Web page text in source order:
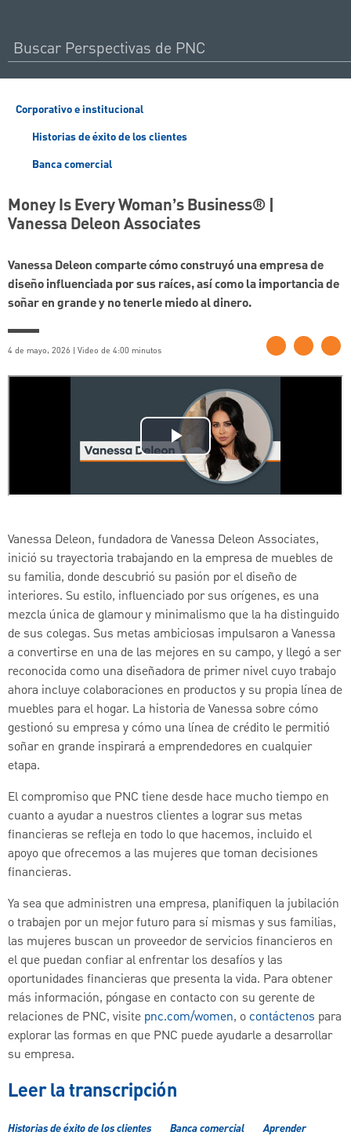
Corporativo e institucional
Historias de éxito de los clientes
Banca comercial
Money Is Every Woman’s Business® |
Vanessa Deleon Associates
Vanessa Deleon comparte cómo construyó una empresa de
diseño influenciada por sus raíces, así como la importancia de
soñar en grande y no tenerle miedo al dinero.
4 de mayo, 2026 | Video de 4:00 minutos
Vanessa Deleon, fundadora de Vanessa Deleon Associates,
inició su trayectoria trabajando en la empresa de muebles de
su familia, donde descubrió su pasión por el diseño de
interiores. Su estilo, influenciado por sus orígenes, es una
mezcla única de glamour y minimalismo que la ha distinguido
de sus colegas. Sus metas ambiciosas impulsaron a Vanessa
a convertirse en una de las mejores en su campo, y llegó a ser
reconocida como una diseñadora de primer nivel cuyo trabajo
ahora incluye colaboraciones en productos y su propia línea de
muebles para el hogar. La historia de Vanessa sobre cómo
gestionó su empresa y cómo una línea de crédito le permitió
soñar en grande inspirará a emprendedores en cualquier
etapa.
El compromiso que PNC tiene desde hace mucho tiempo en
cuanto a ayudar a nuestros clientes a lograr sus metas
financieras se refleja en todo lo que hacemos, incluido el
apoyo que ofrecemos a las mujeres que toman decisiones
financieras.
Ya sea que administren una empresa, planifiquen la jubilación
o trabajen por un mejor futuro para sí mismas y sus familias,
las mujeres buscan un proveedor de servicios financieros en
el que puedan confiar al enfrentar los desafíos y las
oportunidades financieras que presenta la vida. Para obtener
más información, póngase en contacto con su gerente de
relaciones de PNC, visite pnc.com/women, ocontáctenos para
explorar las formas en que PNC puede ayudarle a desarrollar
su empresa.
Leer la transcripción
Historias de éxito de los clientes Banca comercial
Aprender